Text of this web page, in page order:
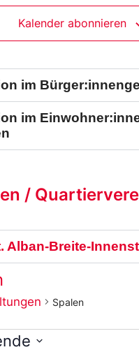
Kalender abonnieren
im
im
/
Alban-Breite-
Spalen